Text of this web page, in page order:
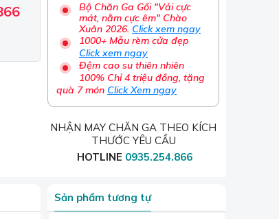
Bộ Chăn Ga Gối "Vải cực
mát, nằm cực êm" Chào
Xuân 2026. Click xem ngay
1000+ Mẫu rèm cửa đẹp
Click xem ngay
Đệm cao su thiên nhiên
100% Chỉ 4 triệu đồng, tặng
quà 7 món Click Xem ngay
NHẬN MAY CHĂN GA THEO KÍCH
THƯỚC YÊU CẦU
HOTLINE 0935.254.866
Sản phẩm tương tự